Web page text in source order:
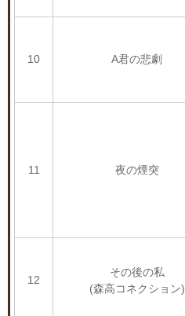
10 A君の悲劇
11 夜の煙突
12
その後の私
(森高コネクション)